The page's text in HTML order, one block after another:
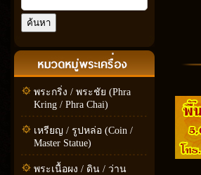
พระกริ่ง / พระชัย (Phra
Kring / Phra Chai)
เหรียญ / รูปหล่อ (Coin /
Master Statue)
พระเนื้อผง / ดิน / ว่าน